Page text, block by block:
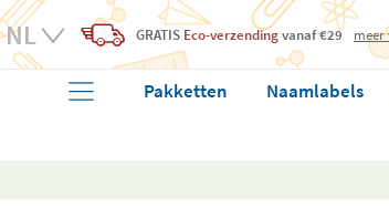
GRATIS Eco-verzendingvanaf €29 meer
Pakketten Naamlabels